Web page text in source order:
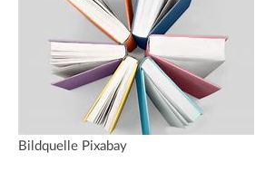
Bildquelle Pixabay